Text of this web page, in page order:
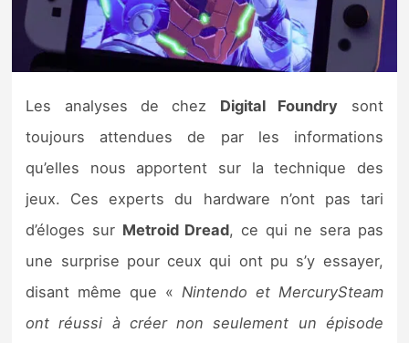
Tests et previews
Tests d’accessoires
Autres tests
Previews
Précommandes
Précommandes jeux Switch 2
Les analyses de chez Digital Foundry sont
toujours attendues de par les informations
qu’elles nous apportent sur la technique des
jeux. Ces experts du hardware n’ont pas tari
d’éloges sur Metroid Dread, ce qui ne sera pas
une surprise pour ceux qui ont pu s’y essayer,
disant même que « Nintendo et MercurySteam
ont réussi à créer non seulement un épisode